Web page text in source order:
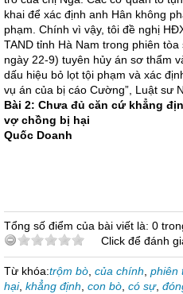
khai để xác định anh Hân không
phạm. Chính vì vậy, tôi đề nghị
TAND tỉnh Hà Nam trong phiên
ngày 22-9) tuyên hủy án sơ thẩm
dấu hiệu bỏ lọt tội phạm và xác
vụ án của bị cáo Cường”, Luật sư
Bài 2: Chưa đủ căn cứ khẳng
vợ chồng bị hại
Quốc Doanh
Tổng số điểm của bài viết là: 0
Click để đánh
Từ khóa:trộm bò của chính phiên
hại, khẳng định con bò có sự,